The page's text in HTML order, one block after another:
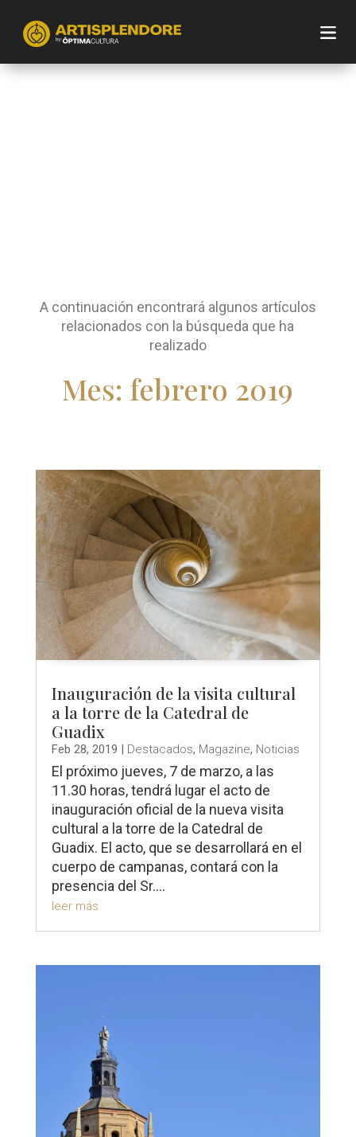
A continuación encontrará algunos artículos
relacionados con la búsqueda que ha
realizado
Mes: febrero 2019
Inauguración de la visita cultural
a la torre de la Catedral de
Guadix
Feb 28, 2019 Destacados, Magazine, Noticias
El próximo jueves, 7 de marzo, a las
11.30 horas, tendrá lugar el acto de
inauguración oficial de la nueva visita
cultural a la torre de la Catedral de
Guadix. El acto, que se desarrollará en el
cuerpo de campanas, contará con la
presencia del Sr....
leer más